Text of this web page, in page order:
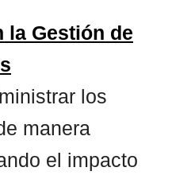
la Gestión de
los
manera
el impacto